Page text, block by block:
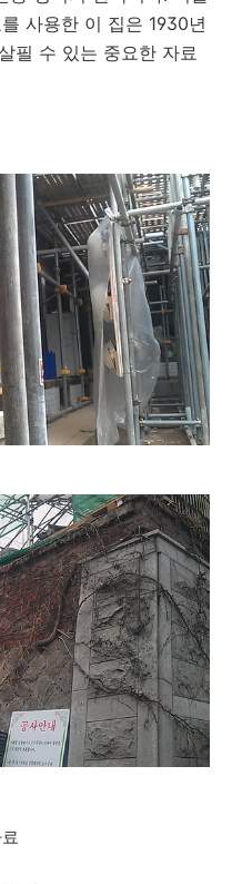
사용한 이 집은 1930년
필 수 있는 중요한 자료